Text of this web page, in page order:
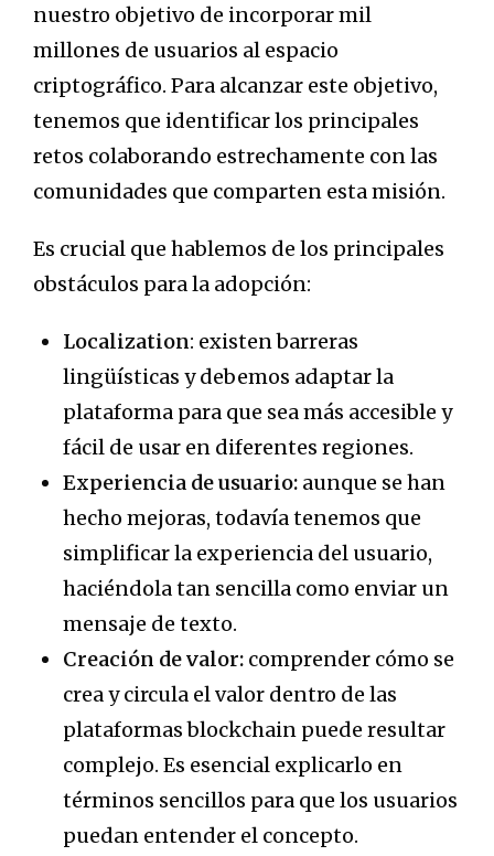
nuestro objetivo de incorporar mil
millones de usuarios al espacio
criptográfico. Para alcanzar este objetivo,
tenemos que identificar los principales
retos colaborando estrechamente con las
comunidades que comparten esta misión.
Es crucial que hablemos de los principales
obstáculos para la adopción:
Localization: existen barreras
lingüísticas y debemos adaptar la
plataforma para que sea más accesible y
fácil de usar en diferentes regiones.
Experiencia de usuario: aunque se han
hecho mejoras, todavía tenemos que
simplificar la experiencia del usuario,
haciéndola tan sencilla como enviar un
mensaje de texto.
Creación de valor: comprender cómo se
crea y circula el valor dentro de las
plataformas blockchain puede resultar
complejo. Es esencial explicarlo en
términos sencillos para que los usuarios
puedan entender el concepto.